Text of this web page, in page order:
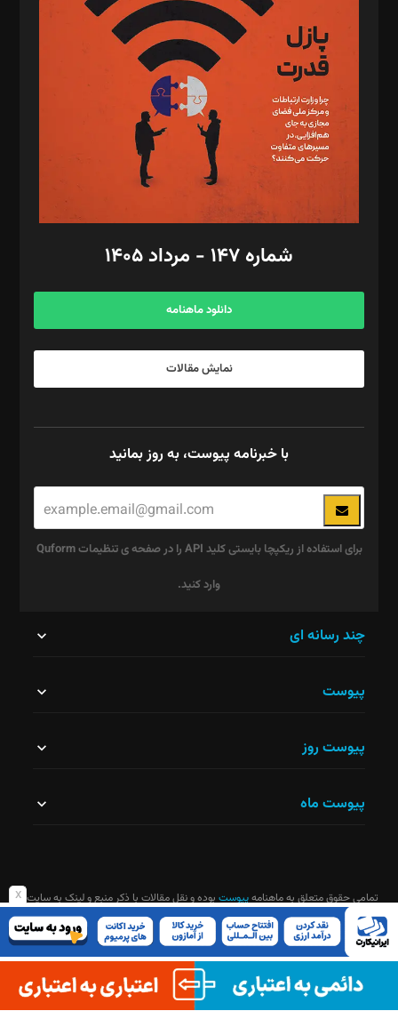
x
تحریریه‌: مجتبی محمود‌ی، آرش برهمند، یسنا امان‌پور، سروش کرمیان،
مصطفی مسجدی آرانی، ابوالفضل رجبی، زهرا فکرانه، فائزه فتحی
رستمی،مصطفی باستان
ویرایش: نگار استاد‌‌آقا
طراح یونیفرم: مجید توکلی
فیلمبرداری و عکاسی: امیر شفیعی، مانی لطفی زاده
گرافیک و صفحه‌آرایی: سید‌سبحان‌علی ثابت
مد‌یر توسعه تجاری: کامبیز برید‌
امور مالی: شاپور رهبری، محمد‌ کاظمی‌نیا
آگهی و مشترکین: ۰۹۱۹۹۹۹۰۴۵۴
شماره ۱۴۷ - مرداد ۱۴۰۵
دانلود ماهنامه
نمایش مقالات
با خبرنامه پیوست، به روز بمانید
برای استفاده از ریکپچا بایستی کلید API را در صفحه ی تنظیمات Quform
وارد کنید.
نباید
شود.
چند رسانه ای
پیوست
پیوست روز
پیوست ماه
تمامی حقوق متعلق به ماهنامهپیوست بوده و نقل مقالات با ذکر منبع و لینک به سایت
ماهنامه آزاد است